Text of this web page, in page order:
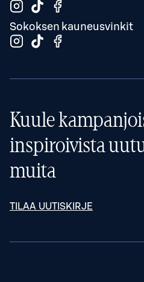
Sokoksen kauneusvinkit
Kuule
inspiroivista
muita
TILAA UUTISKIRJE